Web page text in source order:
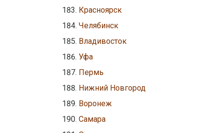
Красноярск
Челябинск
Владивосток
Уфа
Пермь
Нижний Новгород
Воронеж
Самара